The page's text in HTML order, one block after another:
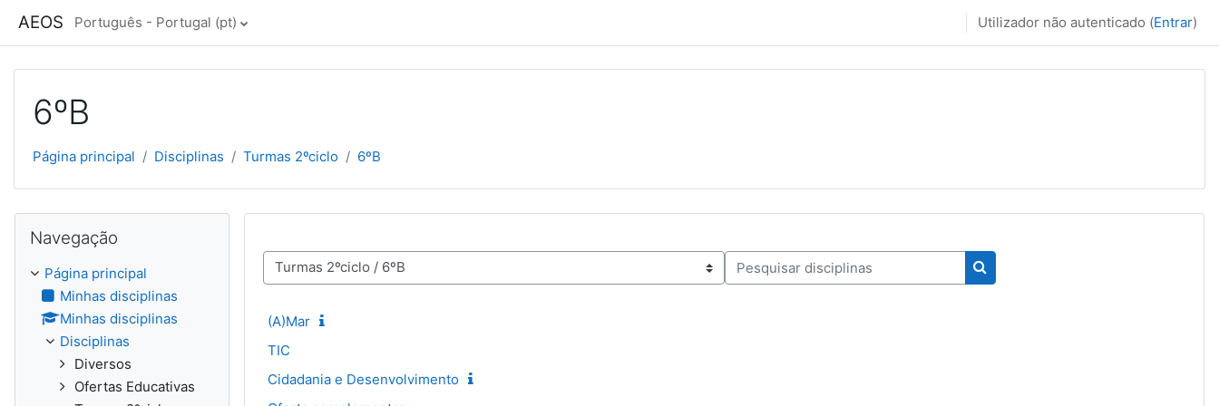
AEOS Português - Portugal ‎(pt)‎ Utilizador não autenticado (Entrar)
6ºB
Página principal Disciplinas Turmas 2ºciclo 6ºB
Categorias de disciplinas
Pesquisar disciplinas
Pesquisar disciplinas
(A)Mar
TIC
Cidadania e Desenvolvimento
Navegação
Página principal
Minhas disciplinas
Minhas disciplinas
Disciplinas
Diversos
Ofertas Educativas